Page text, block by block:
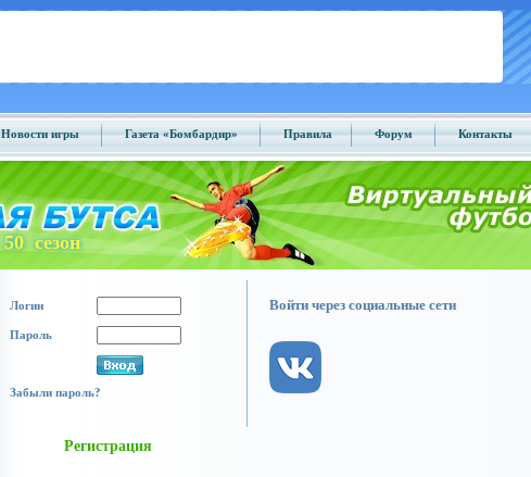
Новости игры Газета «Бомбардир» Правила Форум Контакты
50 сезон
Логин
Пароль
Забыли пароль?
Войти через социальные сети
Регистрация